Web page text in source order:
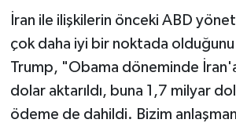
İran ile ilişkilerin önceki ABD
çok daha iyi bir noktada
Trump, "Obama döneminde
dolar aktarıldı, buna 1,7 milyar
ödeme de dahildi. Bizim